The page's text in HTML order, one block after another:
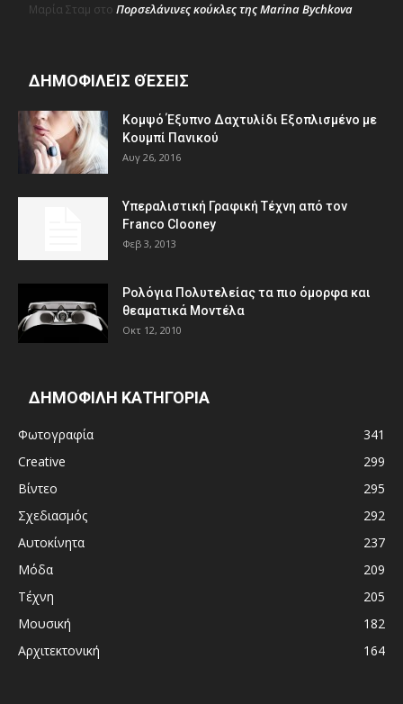
Μαρία Σταμ στο Πορσελάνινες κούκλες της Marina Bychkova
ΔΗΜΟΦΙΛΕΊΣ ΘΈΣΕΙΣ
Κομψό Έξυπνο Δαχτυλίδι Εξοπλισμένο με
Κουμπί Πανικού
Αυγ 26, 2016
Υπεραλιστική Γραφική Τέχνη από τον
Franco Clooney
Φεβ 3, 2013
Ρολόγια Πολυτελείας τα πιο όμορφα και
θεαματικά Μοντέλα
Οκτ 12, 2010
ΔΗΜΟΦΙΛΗ ΚΑΤΗΓΟΡΙΑ
Φωτογραφία
341
Creative
299
Βίντεο
295
Σχεδιασμός
292
Αυτοκίνητα
237
Μόδα
209
Τέχνη
205
Μουσική
182
Αρχιτεκτονική
164